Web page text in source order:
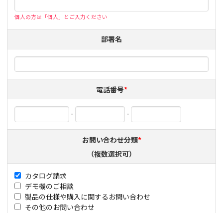
個人の方は「個人」とご入力ください
部署名
電話番号*
- -
お問い合わせ分類*
（複数選択可）
カタログ請求
デモ機のご相談
製品の仕様や購入に関するお問い合わせ
その他のお問い合わせ